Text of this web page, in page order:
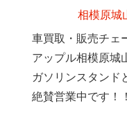
相模原城
車買取・販売チェ
アップル相模原城
ガソリンスタンド
絶賛営業中です！！